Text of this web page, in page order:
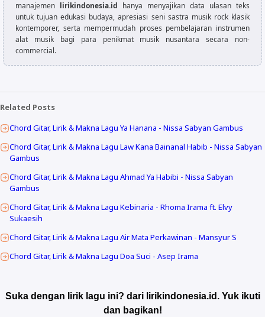
manajemen lirikindonesia.id hanya menyajikan data ulasan teks
untuk tujuan edukasi budaya, apresiasi seni sastra musik rock klasik
kontemporer, serta mempermudah proses pembelajaran instrumen
alat musik bagi para penikmat musik nusantara secara non-
commercial.
Related Posts
Chord Gitar, Lirik & Makna Lagu Ya Hanana - Nissa Sabyan Gambus
Chord Gitar, Lirik & Makna Lagu Law Kana Bainanal Habib - Nissa Sabyan
Gambus
Chord Gitar, Lirik & Makna Lagu Ahmad Ya Habibi - Nissa Sabyan
Gambus
Chord Gitar, Lirik & Makna Lagu Kebinaria - Rhoma Irama ft. Elvy
Sukaesih
Chord Gitar, Lirik & Makna Lagu Air Mata Perkawinan - Mansyur S
Chord Gitar, Lirik & Makna Lagu Doa Suci - Asep Irama
Suka dengan lirik lagu ini? dari lirikindonesia.id. Yuk ikuti
dan bagikan!